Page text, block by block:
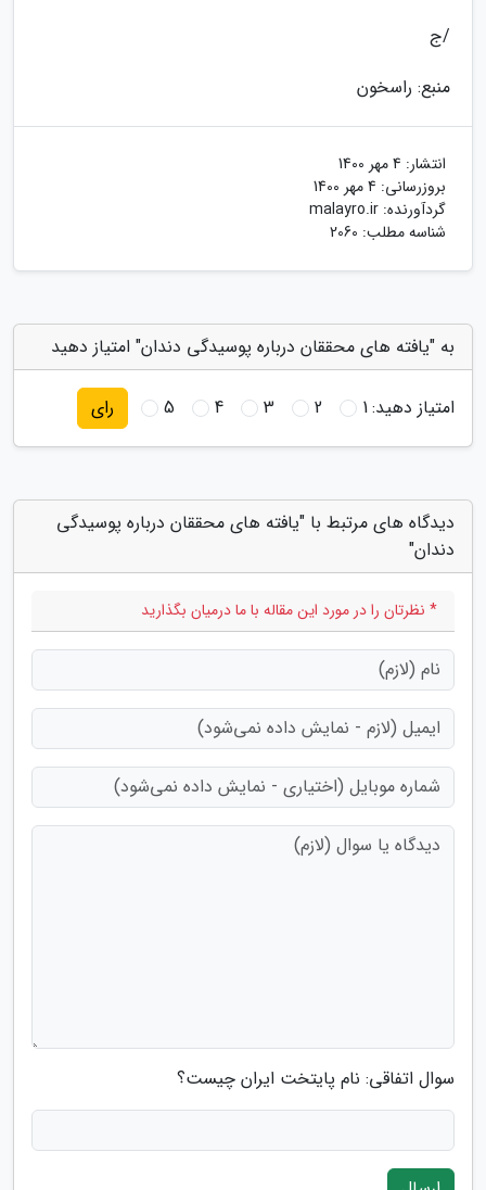
/ج
منبع: راسخون
انتشار: 4 مهر 1400
بروزرسانی: 4 مهر 1400
گردآورنده: malayro.ir
شناسه مطلب: 2060
به "یافته های محققان درباره پوسیدگی دندان" امتیاز دهید
امتیاز دهید:1
2
3
4
5 رای
دیدگاه های مرتبط با "یافته های محققان درباره پوسیدگی
دندان"
* نظرتان را در مورد این مقاله با ما درمیان بگذارید
سوال اتفاقی: نام پایتخت ایران چیست؟